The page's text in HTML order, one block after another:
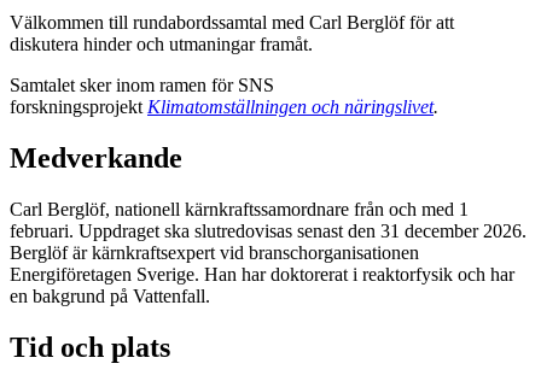
Välkommen till rundabordssamtal med Carl Berglöf för att
diskutera hinder och utmaningar framåt.
Samtalet sker inom ramen för SNS
forskningsprojektKlimatomställningen och näringslivet.
Medverkande
Carl Berglöf, nationell kärnkraftssamordnare från och med 1
februari. Uppdraget ska slutredovisas senast den 31 december 2026.
Berglöf är kärnkraftsexpert vid branschorganisationen
Energiföretagen Sverige. Han har doktorerat i reaktorfysik och har
en bakgrund på Vattenfall.
Tid och plats